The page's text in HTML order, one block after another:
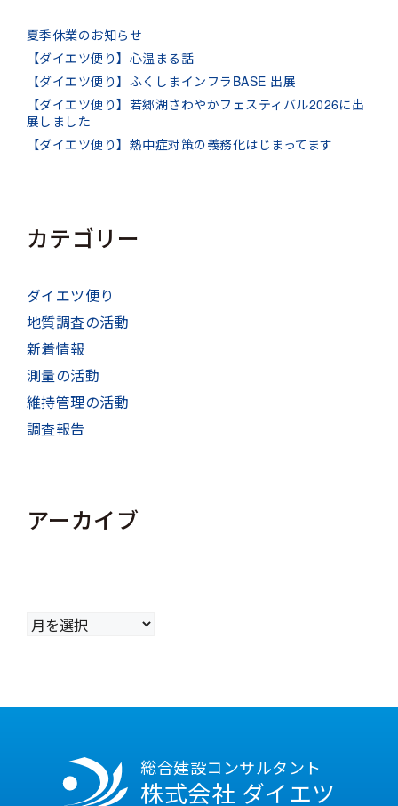
夏季休業のお知らせ
【ダイエツ便り】心温まる話
【ダイエツ便り】ふくしまインフラBASE 出展
【ダイエツ便り】若郷湖さわやかフェスティバル2026に出
展しました
【ダイエツ便り】熱中症対策の義務化はじまってます
カテゴリー
ダイエツ便り
地質調査の活動
新着情報
測量の活動
維持管理の活動
調査報告
アーカイブ
ア
ー
総合建設コンサルタント
株式会社 ダイエツ